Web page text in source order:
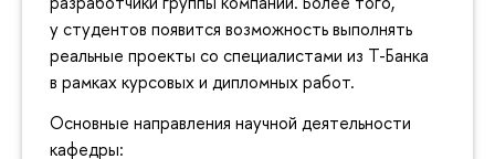
у студентов появится возможность выполнять
реальные проекты со специалистами из Т-Банка
в рамках курсовых и дипломных работ.
Основные направления научной деятельности
кафедры: